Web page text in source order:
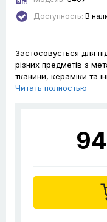
Доступность: В
Застосовується для
різних предметів з
тканини, кераміки та
Читать полностью